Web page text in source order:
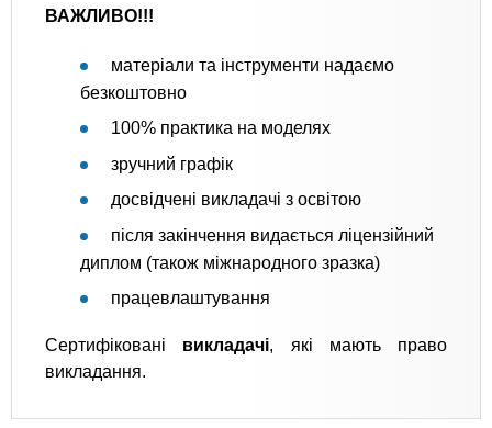
ВАЖЛИВО!!!
матеріали та інструменти надаємо
безкоштовно
100% практика на моделях
зручний графік
досвідчені викладачі з освітою
після закінчення видається ліцензійний
диплом (також міжнародного зразка)
працевлаштування
Сертифіковані викладачі, які мають право
викладання.